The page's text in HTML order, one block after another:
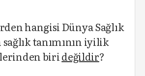
hangisi Dünya Sağlık
tanımının iyilik
birideğildir?